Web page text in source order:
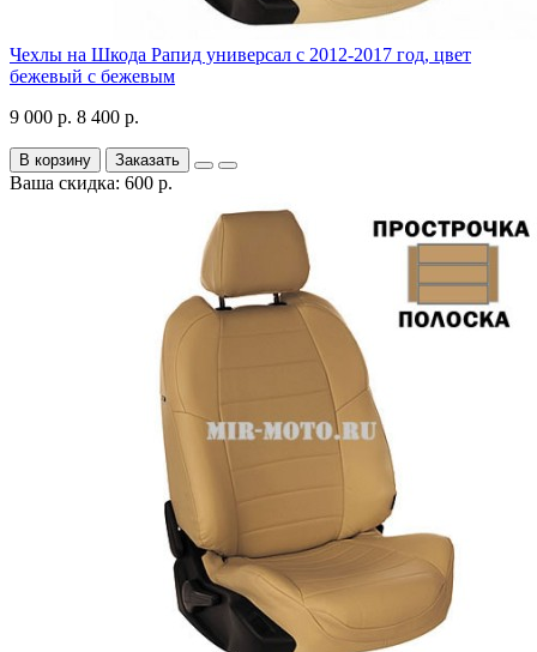
Чехлы на Шкода Рапид универсал с 2012-2017 год, цвет
бежевый с бежевым
9 000 р. 8 400 р.
В корзину Заказать
Ваша скидка: 600 р.